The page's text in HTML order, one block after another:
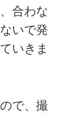
合わな
いで発
いきま
で、撮